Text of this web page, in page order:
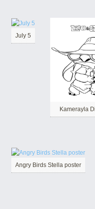
July 5
Kamerayla
Angry Birds Stella poster